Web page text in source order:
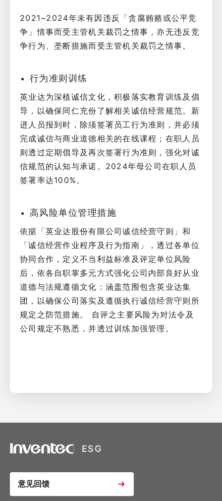
2021~2024年未有因违反「贪腐贿赂或公平竞
争」情事而受主管机关裁罚之情事，亦无违反竞
争行为、垄断措施而受主管机关裁罚之情事。
行为准则训练
英业达为深植诚信文化，积极落实教育训练及倡
导，以确保同仁充份了解相关诚信经营规范。新
进人员报到时，除须签署员工行为准则，并必须
完成诚信与商业道德相关的在线课程；在职人员
则透过定期倡导及再次签署行为准则，强化对诚
信规范的认知与承诺。2024年母公司在职人员
签署率达100%。
高风险单位管理措施
依据「英业达股份有限公司诚信经营守则」和
「诚信经营作业程序及行为指南」，透过各单位
协同合作，定义不当利益标准及评定单位风险
后，依各自职掌多元方式强化公司内部良好从业
道德与法规遵循文化；涵盖范围包含英业达集
团，以确保公司落实及遵循执行诚信经营守则所
规定之防范措施。 自评之主要风险为对法令及
公司规定不熟悉，并透过训练加强管理。
XSRF Token
Youtube Video Iframe
ESG
意见回馈